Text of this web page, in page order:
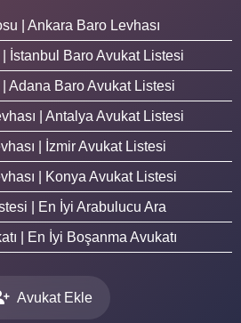
| Ankara Baro Levhası
İstanbul Baro Avukat Listesi
Adana Baro Avukat Listesi
| Antalya Avukat Listesi
| İzmir Avukat Listesi
| Konya Avukat Listesi
| En İyi Arabulucu Ara
| En İyi Boşanma Avukatı
Avukat Ekle